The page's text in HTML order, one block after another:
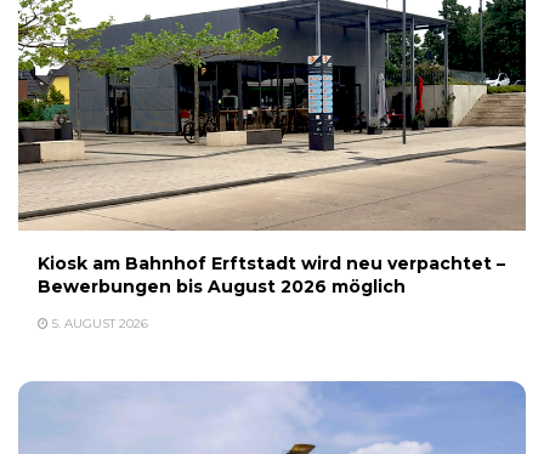
Kiosk am Bahnhof Erftstadt wird neu verpachtet –
Bewerbungen bis August 2026 möglich
5. AUGUST 2026